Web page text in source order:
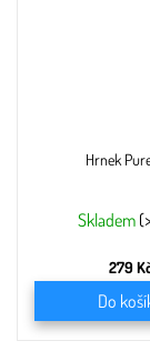
Hrnek
Skladem
279
Do